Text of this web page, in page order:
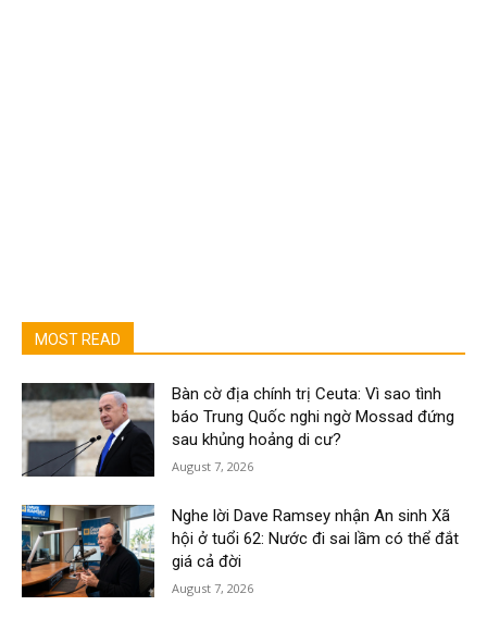
MOST READ
Bàn cờ địa chính trị Ceuta: Vì sao tình
báo Trung Quốc nghi ngờ Mossad đứng
sau khủng hoảng di cư?
August 7, 2026
Nghe lời Dave Ramsey nhận An sinh Xã
hội ở tuổi 62: Nước đi sai lầm có thể đắt
giá cả đời
August 7, 2026